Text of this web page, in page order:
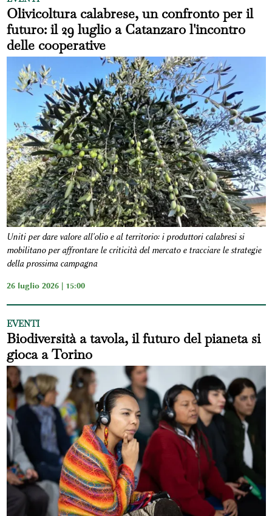
Olivicoltura calabrese, un confronto per il
futuro: il 29 luglio a Catanzaro l'incontro
delle cooperative
Uniti per dare valore all'olio e al territorio: i produttori calabresi si
mobilitano per affrontare le criticità del mercato e tracciare le strategie
della prossima campagna
26 luglio 2026 | 15:00
EVENTI
Biodiversità a tavola, il futuro del pianeta si
gioca a Torino